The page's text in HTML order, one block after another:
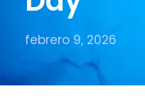
febrero 9, 2026